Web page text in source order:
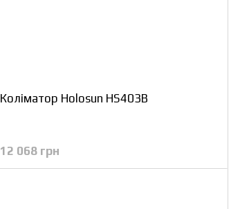
Коліматор Holosun HS403B
12 068 грн